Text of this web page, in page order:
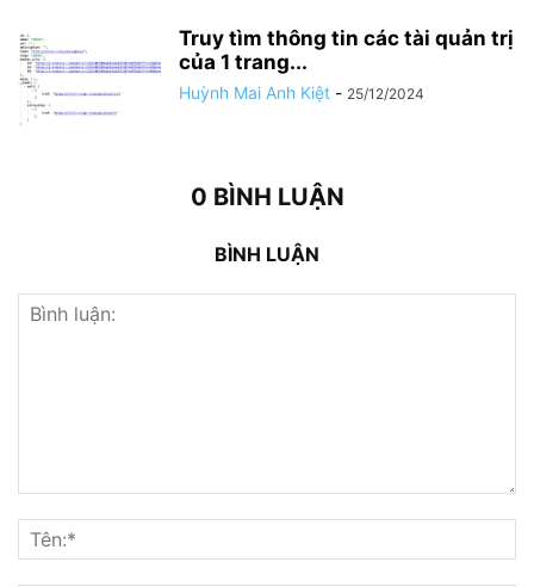
Truy tìm thông tin các tài quản trị
của 1 trang...
Huỳnh Mai Anh Kiệt - 25/12/2024
0 BÌNH LUẬN
BÌNH LUẬN